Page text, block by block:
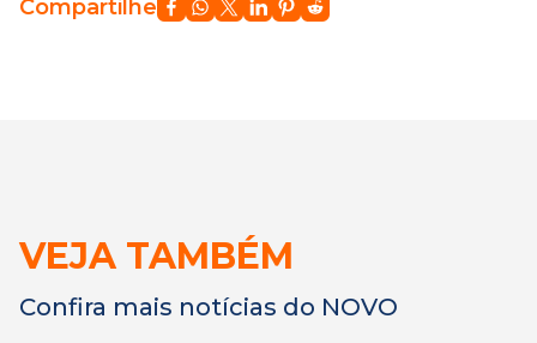
Compartilhe
VEJA TAMBÉM
Confira mais notícias do NOVO